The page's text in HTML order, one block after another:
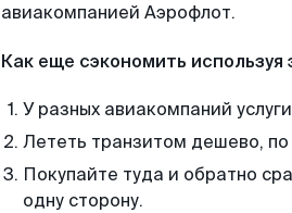
авиакомпанией Аэрофлот.
Как еще сэкономить
У разных авиакомпаний
Лететь транзитом дешево, по
Покупайте туда и обратно
одну сторону.